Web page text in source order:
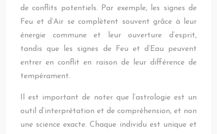
de conflits potentiels. Par exemple, les signes de
Feu et d’Air se complètent souvent grâce à leur
énergie commune et leur ouverture d’esprit,
tandis que les signes de Feu et d’Eau peuvent
entrer en conflit en raison de leur différence de
tempérament.
Il est important de noter que l’astrologie est un
outil d’interprétation et de compréhension, et non
une science exacte. Chaque individu est unique et